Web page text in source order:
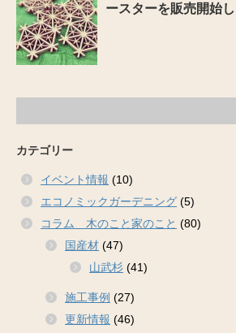
ースターを販売開始し
カテゴリー
イベント情報 (10)
エコノミックガーデニング (5)
コラム 木のこと家のこと (80)
国産材 (47)
山武杉 (41)
施工事例 (27)
更新情報 (46)